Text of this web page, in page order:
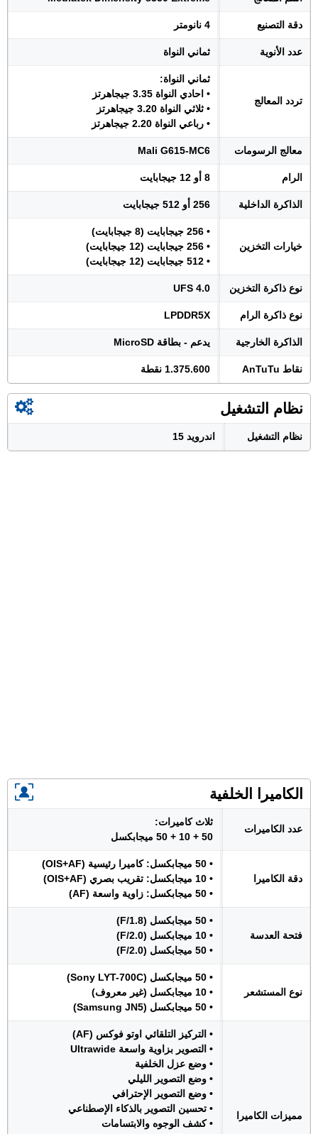
دقة التصنيع 4 نانومتر
عدد الأنوية ثماني النواة
تردد المعالج
ثماني النواة:
• احادي النواة 3.35 جيجاهرتز
• ثلاثي النواة 3.20 جيجاهرتز
• رباعي النواة 2.20 جيجاهرتز
معالج الرسومات Mali G615-MC6
الرام 8 أو 12 جيجابايت
الذاكرة الداخلية 256 أو 512 جيجابايت
خيارات التخزين
• 256 جيجابايت (8 جيجابايت)
• 256 جيجابايت (12 جيجابايت)
• 512 جيجابايت (12 جيجابايت)
نوع ذاكرة التخزين UFS 4.0
نوع ذاكرة الرام LPDDR5X
الذاكرة الخارجية يدعم - بطاقة MicroSD
نقاط AnTuTu 1.375.600 نقطة
نظام التشغيل
نظام التشغيل اندرويد 15
الكاميرا الخلفية
عدد الكاميرات
ثلاث كاميرات:
50 + 10 + 50 ميجابكسل
دقة الكاميرا
• 50 ميجابكسل: كاميرا رئيسية (OIS+AF)
• 10 ميجابكسل: تقريب بصري (OIS+AF)
• 50 ميجابكسل: زاوية واسعة (AF)
فتحة العدسة
• 50 ميجابكسل (F/1.8)
• 10 ميجابكسل (F/2.0)
• 50 ميجابكسل (F/2.0)
نوع المستشعر
• 50 ميجابكسل (Sony LYT-700C)
• 10 ميجابكسل (غير معروف)
• 50 ميجابكسل (Samsung JN5)
مميزات الكاميرا
• التركيز التلقائي اوتو فوكس (AF)
• التصوير بزاوية واسعة Ultrawide
• وضع عزل الخلفية
• وضع التصوير الليلي
• وضع التصوير الإحترافي
• تحسين التصوير بالذكاء الإصطناعي
• كشف الوجوه والابتسامات